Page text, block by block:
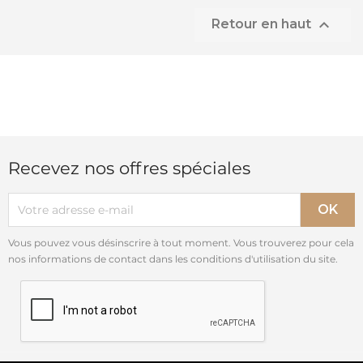
Retour en haut 
Recevez nos offres spéciales
Vous pouvez vous désinscrire à tout moment. Vous trouverez pour cela
nos informations de contact dans les conditions d'utilisation du site.